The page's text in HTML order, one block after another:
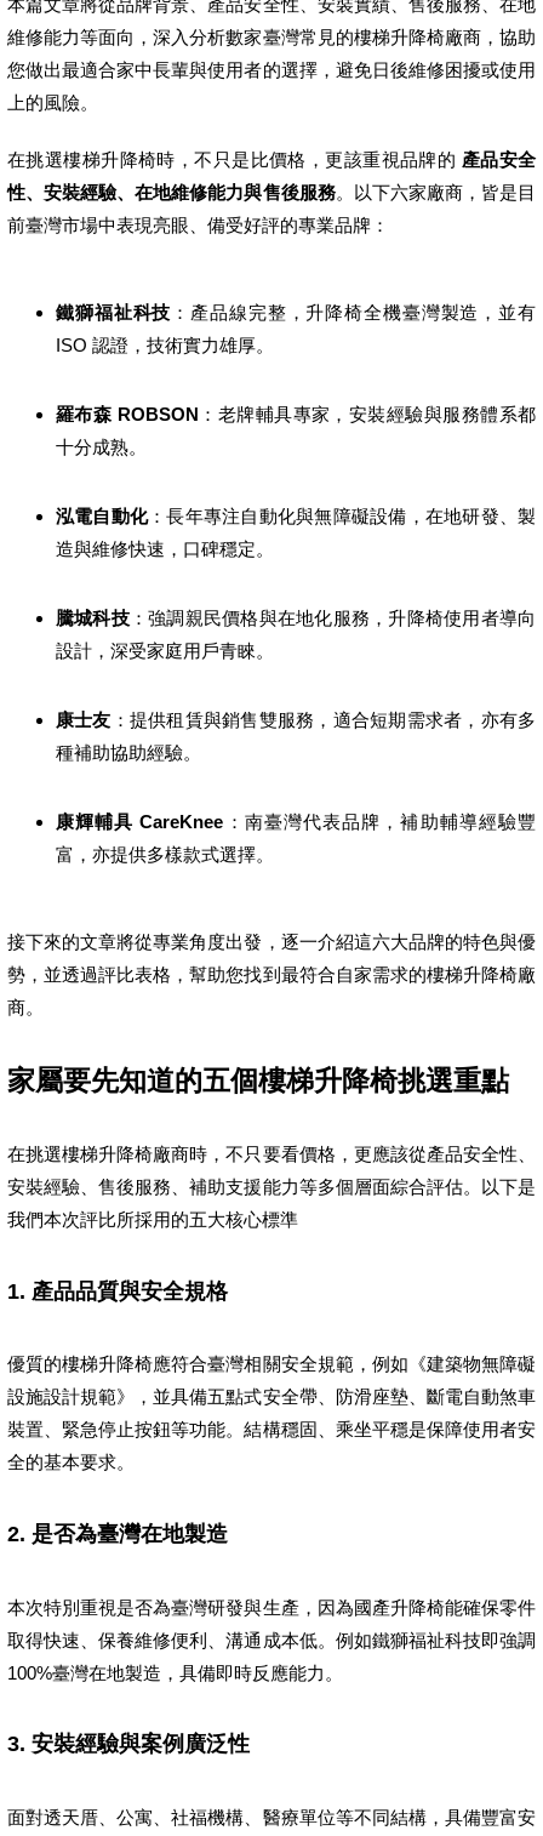
本篇文章將從品牌背景、產品安全性、安裝實績、售後服務、在地
維修能力等面向，深入分析數家臺灣常見的樓梯升降椅廠商，協助
您做出最適合家中長輩與使用者的選擇，避免日後維修困擾或使用
上的風險。
在挑選樓梯升降椅時，不只是比價格，更該重視品牌的 產品安全
性、安裝經驗、在地維修能力與售後服務。以下六家廠商，皆是目
前臺灣市場中表現亮眼、備受好評的專業品牌：
鐵獅福祉科技 ：產品線完整，升降椅全機臺灣製造，並有
ISO 認證，技術實力雄厚。
羅布森 ROBSON ：老牌輔具專家，安裝經驗與服務體系都
十分成熟。
泓電自動化：長年專注自動化與無障礙設備，在地研發、製
造與維修快速，口碑穩定。
騰城科技：強調親民價格與在地化服務，升降椅使用者導向
設計，深受家庭用戶青睞。
康士友 ：提供租賃與銷售雙服務，適合短期需求者，亦有多
種補助協助經驗。
康輝輔具 CareKnee ：南臺灣代表品牌，補助輔導經驗豐
富，亦提供多樣款式選擇。
接下來的文章將從專業角度出發，逐一介紹這六大品牌的特色與優
勢，並透過評比表格，幫助您找到最符合自家需求的樓梯升降椅廠
商。
家屬要先知道的五個樓梯升降椅挑選重點
在挑選樓梯升降椅廠商時，不只要看價格，更應該從產品安全性、
安裝經驗、售後服務、補助支援能力等多個層面綜合評估。以下是
我們本次評比所採用的五大核心標準
1. 產品品質與安全規格
優質的樓梯升降椅應符合臺灣相關安全規範，例如《建築物無障礙
設施設計規範》，並具備五點式安全帶、防滑座墊、斷電自動煞車
裝置、緊急停止按鈕等功能。結構穩固、乘坐平穩是保障使用者安
全的基本要求。
2. 是否為臺灣在地製造
本次特別重視是否為臺灣研發與生產，因為國產升降椅能確保零件
取得快速、保養維修便利、溝通成本低。例如鐵獅福祉科技即強調
100%臺灣在地製造，具備即時反應能力。
3. 安裝經驗與案例廣泛性
面對透天厝、公寓、社福機構、醫療單位等不同結構，具備豐富安